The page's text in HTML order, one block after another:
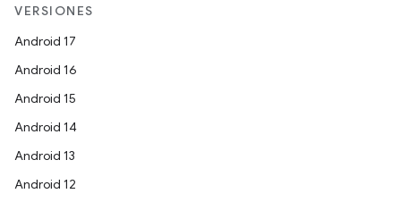
VERSIONES
Android 17
Android 16
Android 15
Android 14
Android 13
Android 12